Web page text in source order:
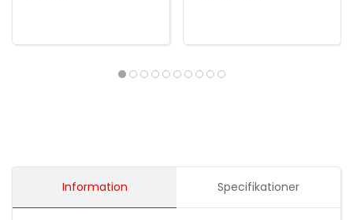
Information Specifikationer